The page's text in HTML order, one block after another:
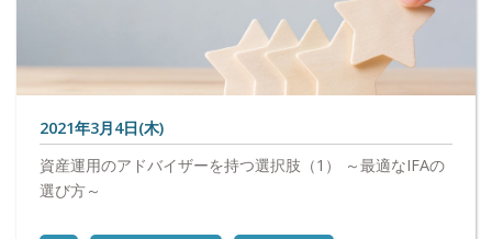
2021年3月4日(木)
資産運用のアドバイザーを持つ選択肢（1） ～最適なIFAの
選び方～